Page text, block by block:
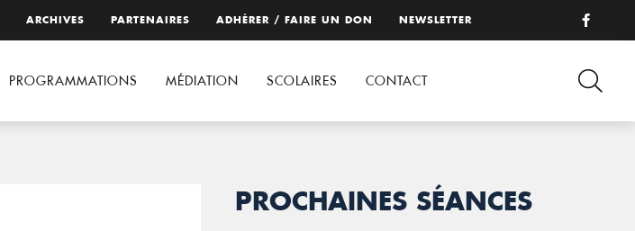
ARCHIVES PARTENAIRES ADHÉRER / FAIRE UN DON NEWSLETTER
PROGRAMMATIONS MÉDIATION SCOLAIRES CONTACT
PROCHAINES SÉANCES